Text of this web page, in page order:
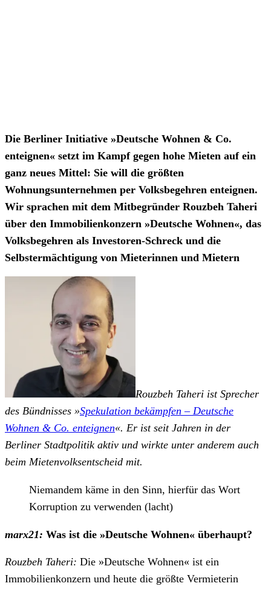
Die Berliner Initiative »Deutsche Wohnen & Co.
enteignen« setzt im Kampf gegen hohe Mieten auf ein
ganz neues Mittel: Sie will die größten
Wohnungsunternehmen per Volksbegehren enteignen.
Wir sprachen mit dem Mitbegründer Rouzbeh Taheri
über den Immobilienkonzern »Deutsche Wohnen«, das
Volksbegehren als Investoren-Schreck und die
Selbstermächtigung von Mieterinnen und Mietern
Rouzbeh Taheri ist Sprecher
des Bündnisses »Spekulation bekämpfen – Deutsche
Wohnen & Co. enteignen«. Er ist seit Jahren in der
Berliner Stadtpolitik aktiv und wirkte unter anderem auch
beim Mietenvolksentscheid mit.
Niemandem käme in den Sinn, hierfür das Wort
Korruption zu verwenden (lacht)
marx21: Was ist die »Deutsche Wohnen« überhaupt?
Rouzbeh Taheri: Die »Deutsche Wohnen« ist ein
Immobilienkonzern und heute die größte Vermieterin